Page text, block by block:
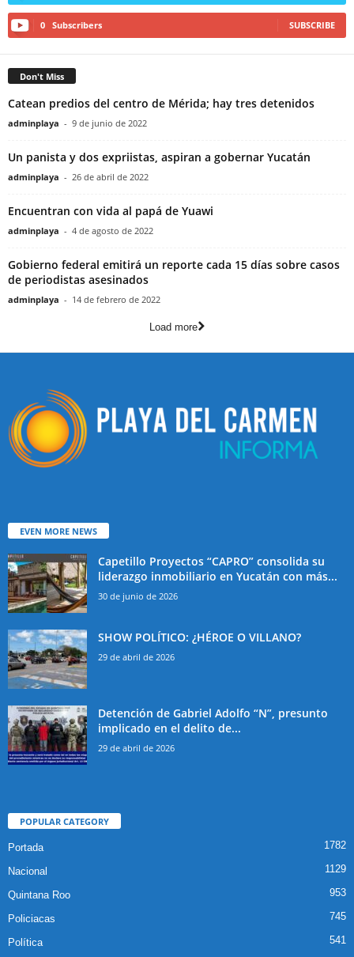
0 Subscribers SUBSCRIBE
Don't Miss
Catean predios del centro de Mérida; hay tres detenidos
adminplaya - 9 de junio de 2022
Un panista y dos expriistas, aspiran a gobernar Yucatán
adminplaya - 26 de abril de 2022
Encuentran con vida al papá de Yuawi
adminplaya - 4 de agosto de 2022
Gobierno federal emitirá un reporte cada 15 días sobre casos
de periodistas asesinados
adminplaya - 14 de febrero de 2022
Load more
EVEN MORE NEWS
Capetillo Proyectos “CAPRO” consolida su
liderazgo inmobiliario en Yucatán con más...
30 de junio de 2026
SHOW POLÍTICO: ¿HÉROE O VILLANO?
29 de abril de 2026
Detención de Gabriel Adolfo “N”, presunto
implicado en el delito de...
29 de abril de 2026
POPULAR CATEGORY
Portada 1782
Nacional 1129
Quintana Roo 953
Policiacas 745
Política 541